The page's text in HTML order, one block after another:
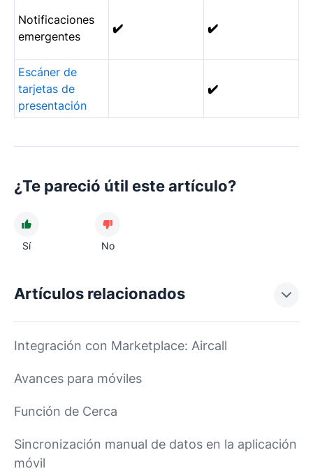
Notificaciones
emergentes
✔️ ✔️
Escáner de
tarjetas de
presentación
✔️
¿Te pareció útil este artículo?
Sí No
Artículos relacionados
Integración con Marketplace: Aircall
Avances para móviles
Función de Cerca
Sincronización manual de datos en la aplicación
móvil